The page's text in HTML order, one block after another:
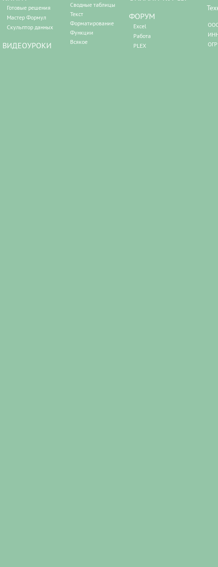
Готовые решения
Мастер Формул
Скульптор данных
ВИДЕОУРОКИ
Сводные таблицы
Текст
Форматирование
Функции
Всякое
ФОРУМ
Excel
Работа
PLEX